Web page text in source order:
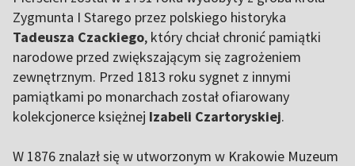
Zygmunta I Starego przez polskiego historyka
Tadeusza Czackiego, który chciał chronić pamiątki
narodowe przed zwiększającym się zagrożeniem
zewnętrznym. Przed 1813 roku sygnet z innymi
pamiątkami po monarchach został ofiarowany
kolekcjonerce księżnej Izabeli Czartoryskiej.
W 1876 znalazł się w utworzonym w Krakowie Muzeum